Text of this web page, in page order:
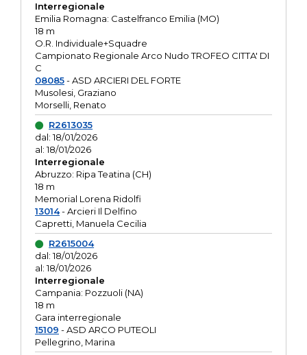
Interregionale
Emilia Romagna: Castelfranco Emilia (MO)
18 m
O.R. Individuale+Squadre
Campionato Regionale Arco Nudo TROFEO CITTA' DI
C
08085- ASD ARCIERI DEL FORTE
Musolesi, Graziano
Morselli, Renato
R2613035
dal: 18/01/2026
al: 18/01/2026
Interregionale
Abruzzo: Ripa Teatina (CH)
18 m
Memorial Lorena Ridolfi
13014- Arcieri Il Delfino
Capretti, Manuela Cecilia
R2615004
dal: 18/01/2026
al: 18/01/2026
Interregionale
Campania: Pozzuoli (NA)
18 m
Gara interregionale
15109 - ASD ARCO PUTEOLI
Pellegrino, Marina